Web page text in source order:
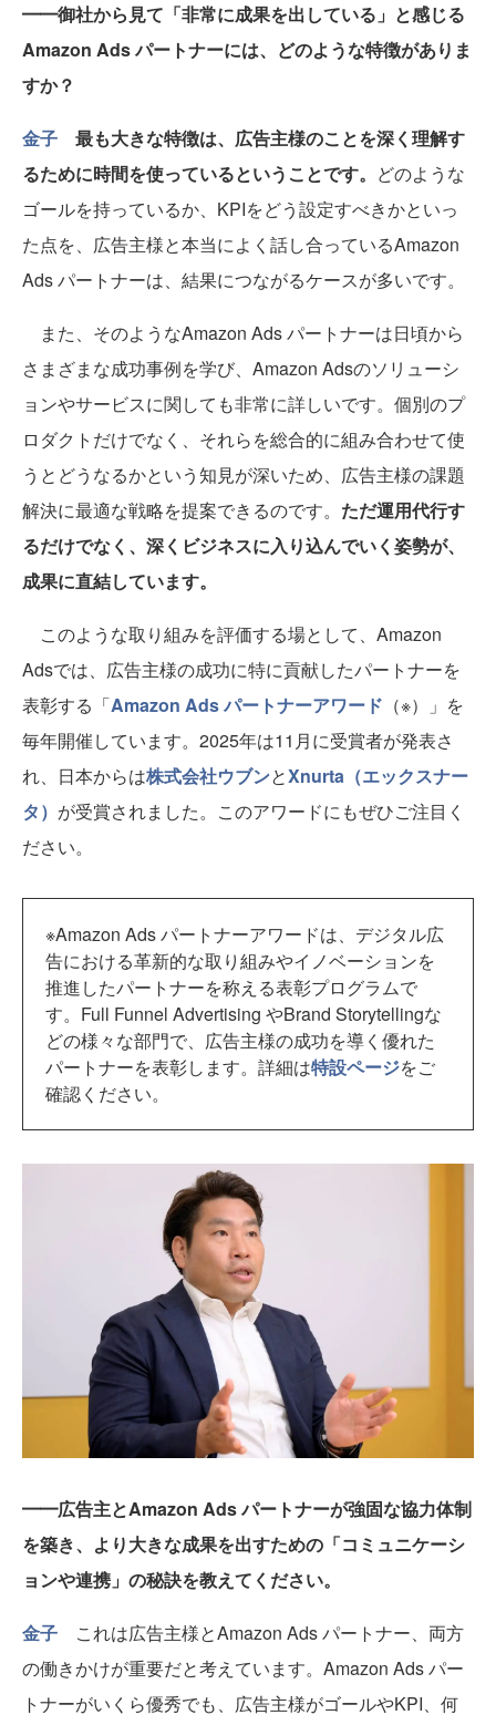
━━御社から見て「非常に成果を出している」と感じる
Amazon Ads パートナーには、どのような特徴がありま
すか？
金子 最も大きな特徴は、広告主様のことを深く理解す
るために時間を使っているということです。 どのような
ゴールを持っているか、KPIをどう設定すべきかといっ
た点を、広告主様と本当によく話し合っているAmazon
Ads パートナーは、結果につながるケースが多いです。
また、そのようなAmazon Ads パートナーは日頃から
さまざまな成功事例を学び、Amazon Adsのソリューシ
ョンやサービスに関しても非常に詳しいです。個別のプ
ロダクトだけでなく、それらを総合的に組み合わせて使
うとどうなるかという知見が深いため、広告主様の課題
解決に最適な戦略を提案できるのです。 ただ運用代行す
るだけでなく、深くビジネスに入り込んでいく姿勢が、
成果に直結しています。
このような取り組みを評価する場として、Amazon
Adsでは、広告主様の成功に特に貢献したパートナーを
表彰する「Amazon Ads パートナーアワード （※）」を
毎年開催しています。2025年は11月に受賞者が発表さ
れ、日本からは株式会社ウブンとXnurta（エックスナー
タ） が受賞されました。このアワードにもぜひご注目く
ださい。
※Amazon Ads パートナーアワードは、デジタル広
告における革新的な取り組みやイノベーションを
推進したパートナーを称える表彰プログラムで
す。Full Funnel Advertising やBrand Storytellingな
どの様々な部門で、広告主様の成功を導く優れた
パートナーを表彰します。詳細は特設ページをご
確認ください。
━━広告主とAmazon Ads パートナーが強固な協力体制
を築き、より大きな成果を出すための「コミュニケーシ
ョンや連携」の秘訣を教えてください。
金子 これは広告主様とAmazon Ads パートナー、両方
の働きかけが重要だと考えています。Amazon Ads パー
トナーがいくら優秀でも、広告主様がゴールやKPI、何